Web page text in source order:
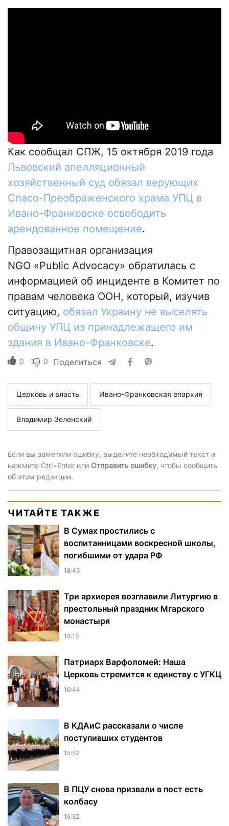
Как сообщал СПЖ, 15 октября 2019 года
Львовский апелляционный
хозяйственный суд обязал верующих
Спасо-Преображенского храма УПЦ в
Ивано-Франковске освободить
арендованное помещение.
Правозащитная организация
NGO «Public Advocacy» обратилась с
информацией об инциденте в Комитет по
правам человека ООН, который, изучив
ситуацию, обязал Украину не выселять
общину УПЦ из принадлежащего им
здания в Ивано-Франковске.
0 0 Поделиться
Церковь и власть Ивано-Франковская епархия
Владимир Зеленский
Если вы заметили ошибку, выделите необходимый текст и
нажмите Ctrl+Enter или Отправить ошибку, чтобы сообщить
об этом редакции.
ЧИТАЙТЕ ТАКЖЕ
В Сумах простились с
воспитанницами воскресной школы,
погибшими от удара РФ
18:45
Три архиерея возглавили Литургию в
престольный праздник Мгарского
монастыря
18:18
Патриарх Варфоломей: Наша
Церковь стремится к единству с УГКЦ
16:44
В КДАиС рассказали о числе
поступивших студентов
15:52
В ПЦУ снова призвали в пост есть
колбасу
15:52